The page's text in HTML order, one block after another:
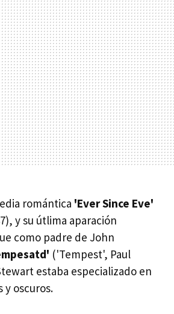
romántica 'Ever Since Eve'
y su útlima aparación
como padre de John
('Tempest', Paul
estaba especializado en
y oscuros.